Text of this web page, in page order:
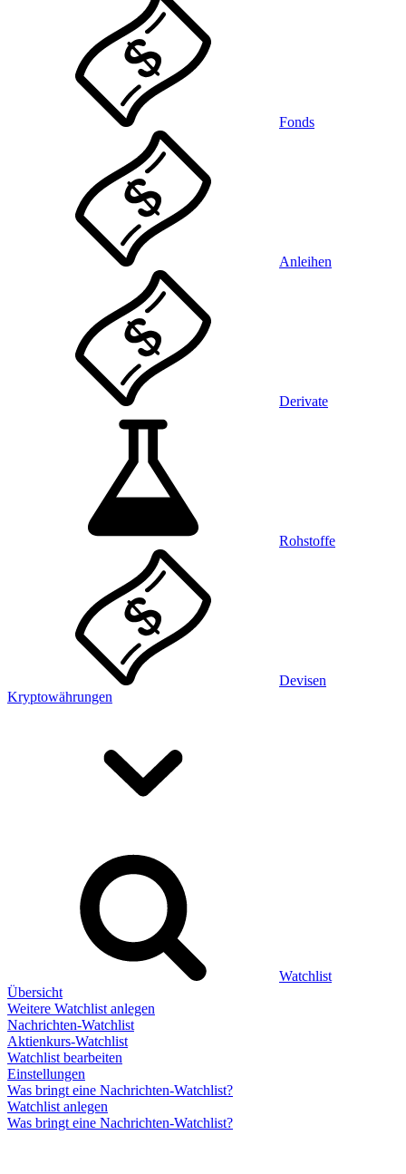
Fonds
Anleihen
Derivate
Rohstoffe
Devisen
Kryptowährungen
Watchlist
Übersicht
Weitere Watchlist anlegen
Nachrichten-Watchlist
Aktienkurs-Watchlist
Watchlist bearbeiten
Einstellungen
Was bringt eine Nachrichten-Watchlist?
Watchlist anlegen
Was bringt eine Nachrichten-Watchlist?